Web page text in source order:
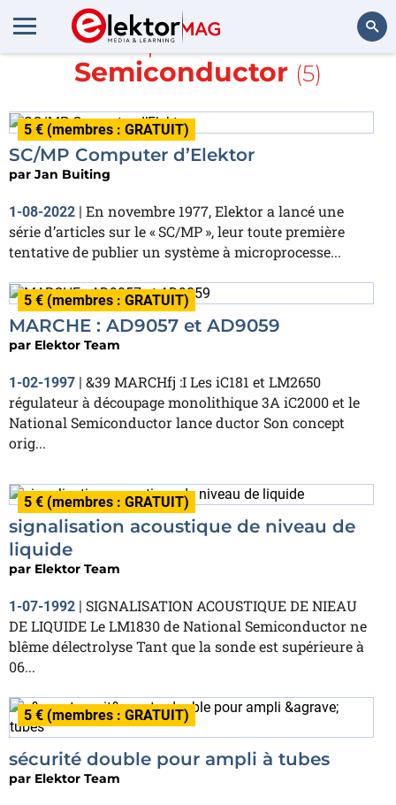
Rechercher
En savoir plus sur
National
Semiconductor (5)
5 € (membres : GRATUIT)
SC/MP Computer d’Elektor
par Jan Buiting
1-08-2022 | En novembre 1977, Elektor a lancé une
série d’articles sur le « SC/MP », leur toute première
tentative de publier un système à microprocesse...
5 € (membres : GRATUIT)
MARCHE : AD9057 et AD9059
par Elektor Team
1-02-1997 | &39 MARCHfj :I Les iC181 et LM2650
régulateur à découpage monolithique 3A iC2000 et le
National Semiconductor lance ductor Son concept
orig...
5 € (membres : GRATUIT)
signalisation acoustique de niveau de
liquide
par Elektor Team
1-07-1992
SIGNALISATION ACOUSTIQUE DE NIEAU
DE LIQUIDE Le LM1830 de National Semiconductor ne
blême délectrolyse Tant que la sonde est supérieure à
06...
5 € (membres : GRATUIT)
sécurité double pour ampli à tubes
par Elektor Team